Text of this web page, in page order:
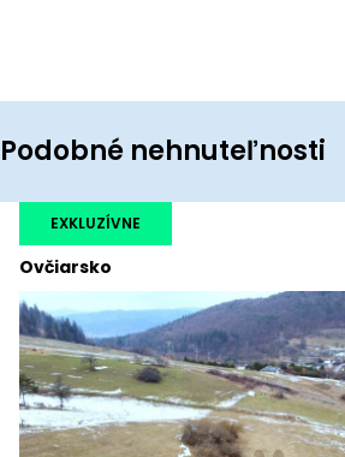
Podobné nehnuteľnosti
Ovčiarsko
EXKLUZÍVNE